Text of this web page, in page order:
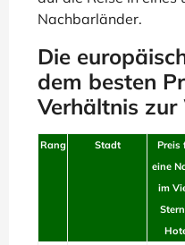
Nachbarländer.
Die
dem besten
Verhältnis
Rang Stadt
Preis
eine
im